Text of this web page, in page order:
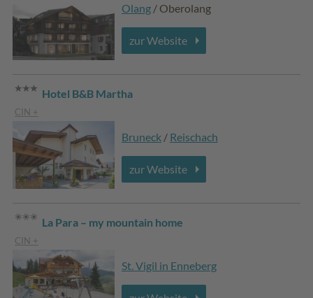
Olang / Oberolang
zur Website
Hotel B&B Martha
CIN +
Bruneck / Reischach
zur Website
La Para – my mountain home
CIN +
St. Vigil in Enneberg